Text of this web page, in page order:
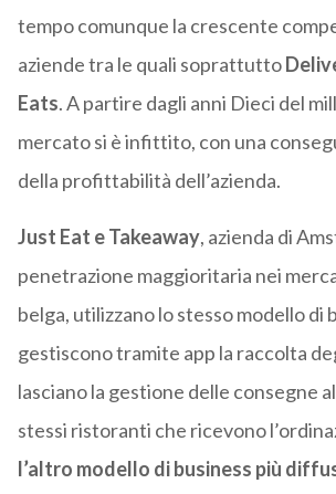
tempo comunque la crescente
aziende tra le quali soprattutto
Eats. A partire dagli anni Dieci del
mercato si è infittito, con una
della profittabilità dell’azienda.
Just Eat e Takeaway, azienda di
penetrazione maggioritaria nei
belga, utilizzano lo stesso modello di
gestiscono tramite app la raccolta
lasciano la gestione delle consegne
stessi ristoranti che ricevono
l’altro modello di business più